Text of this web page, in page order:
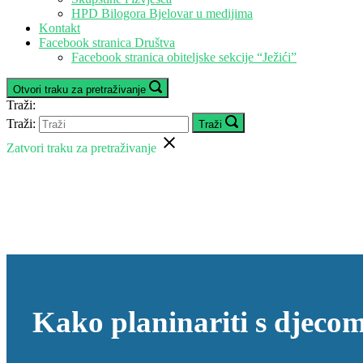
HPD Bilogora Bjelovar u medijima
Kontakt
Facebook stranica Društva
Facebook stranica obiteljske sekcije “Ježići”
Otvori traku za pretraživanje
Traži:
Traži:
Traži
Zatvori traku za pretraživanje
Kako planinariti s